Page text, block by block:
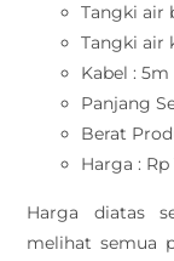
Tangki air
Tangki air
Kabel : 5m
Panjang
Berat
Harga : Rp
Harga diatas
melihat semua